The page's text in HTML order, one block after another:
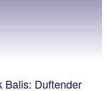
Balis: Duftender